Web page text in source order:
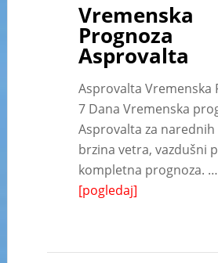
Vremenska
Prognoza
Asprovalta
Asprovalta Vremenska
7 Dana Vremenska
Asprovalta za narednih
brzina vetra, vazdušni
kompletna prognoza. …
[pogledaj]